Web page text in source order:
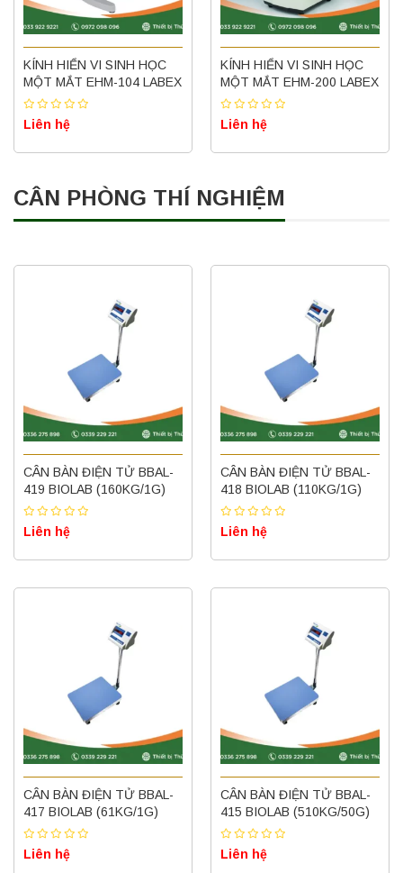
KÍNH HIỂN VI SINH HỌC
MỘT MẮT EHM-104 LABEX
Liên hệ
KÍNH HIỂN VI SINH HỌC
MỘT MẮT EHM-200 LABEX
Liên hệ
CÂN PHÒNG THÍ NGHIỆM
CÂN BÀN ĐIỆN TỬ BBAL-
419 BIOLAB (160KG/1G)
Liên hệ
CÂN BÀN ĐIỆN TỬ BBAL-
418 BIOLAB (110KG/1G)
Liên hệ
CÂN BÀN ĐIỆN TỬ BBAL-
417 BIOLAB (61KG/1G)
Liên hệ
CÂN BÀN ĐIỆN TỬ BBAL-
415 BIOLAB (510KG/50G)
Liên hệ